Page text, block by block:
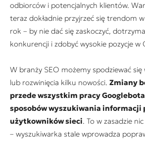
odbiorców i potencjalnych klientów.
teraz dokładnie przyjrzeć się trendom
rok – by nie dać się zaskoczyć,
konkurencji i zdobyć wysokie pozycje w
W branży SEO możemy spodziewać się
lub rozwinięcia kilku nowości. Zmiany
przede wszystkim pracy
sposobów wyszukiwania informacji
użytkowników sieci. To w zasadzie
– wyszukiwarka stale wprowadza